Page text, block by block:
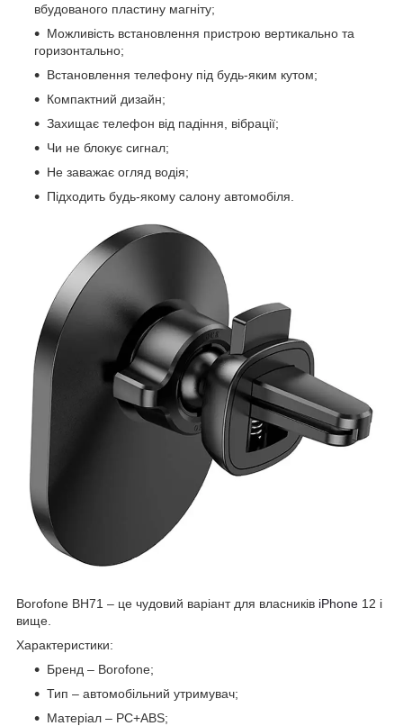
вбудованого пластину магніту;
Можливість встановлення пристрою вертикально та
горизонтально;
Встановлення телефону під будь-яким кутом;
Компактний дизайн;
Захищає телефон від падіння, вібрації;
Чи не блокує сигнал;
Не заважає огляд водія;
Підходить будь-якому салону автомобіля.
Borofone BH71 – це чудовий варіант для власників iPhone 12 і
вище.
Характеристики:
Бренд – Borofone;
Тип – автомобільний утримувач;
Матеріал – PC+ABS;